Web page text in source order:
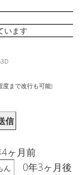
います
度まで改行も可能)
信
ヶ月前
ん
0年3ヶ月後